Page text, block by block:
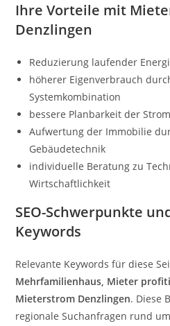
Ihre Vorteile mit
Denzlingen
Reduzierung laufender
höherer Eigenverbrauch
Systemkombination
bessere Planbarkeit der
Aufwertung der Immobilie
Gebäudetechnik
individuelle Beratung zu
Wirtschaftlichkeit
SEO-Schwerpunkte
Keywords
Relevante Keywords für diese
Mehrfamilienhaus, Mieter
Mieterstrom Denzlingen. Diese
regionale Suchanfragen rund